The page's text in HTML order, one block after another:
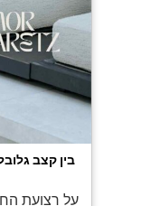
בין קצב
על רצועת